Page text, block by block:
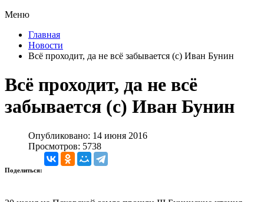
Меню
Главная
Новости
Всё проходит, да не всё забывается (с) Иван Бунин
Всё проходит, да не всё
забывается (с) Иван Бунин
Опубликовано: 14 июня 2016
Просмотров: 5738
Поделиться: